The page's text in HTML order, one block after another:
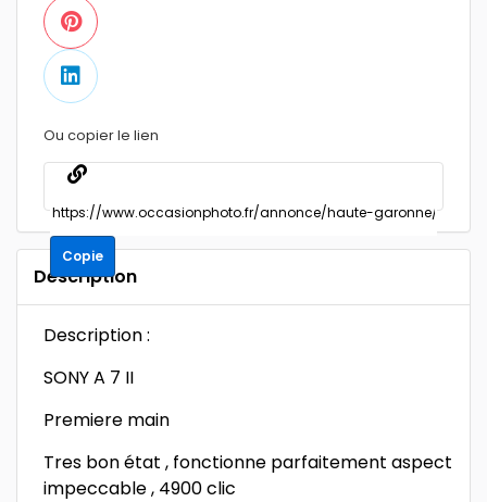
Ou copier le lien
Copie
Description
Description :
SONY A 7 II
Premiere main
Tres bon état , fonctionne parfaitement aspect
impeccable , 4900 clic